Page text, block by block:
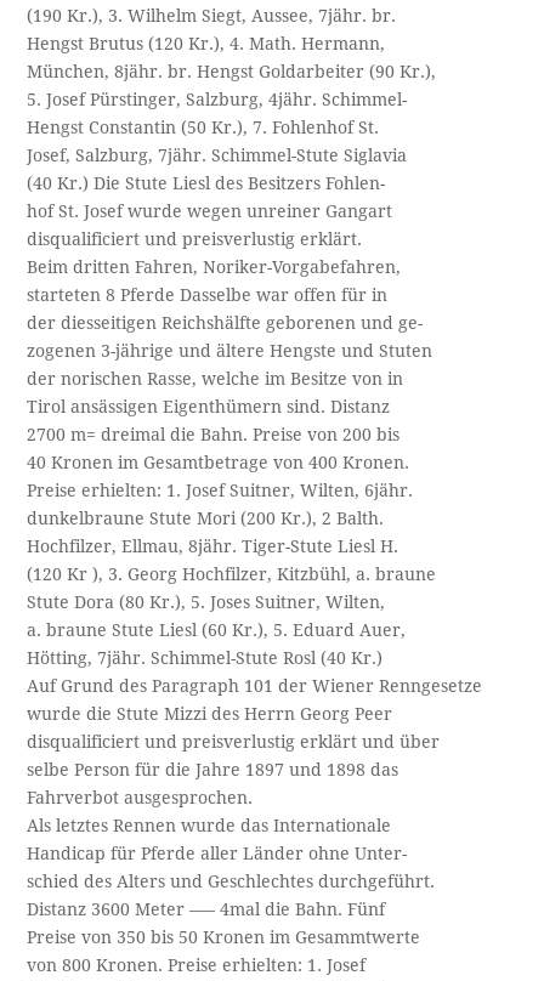
(190 Kr.), 3. Wilhelm Siegt, Aussee, 7jähr. br.
Hengst Brutus (120 Kr.), 4. Math. Hermann,
München, 8jähr. br. Hengst Goldarbeiter (90 Kr.),
5. Josef Pürstinger, Salzburg, 4jähr. Schimmel-
Hengst Constantin (50 Kr.), 7. Fohlenhof St.
Josef, Salzburg, 7jähr. Schimmel-Stute Siglavia
(40 Kr.) Die Stute Liesl des Besitzers Fohlen­-
hof St. Josef wurde wegen unreiner Gangart
disqualificiert und preisverlustig erklärt.
Beim dritten Fahren, Noriker-Vorgabefahren,
starteten 8 Pferde Dasselbe war offen für in
der diesseitigen Reichshälfte geborenen und ge­-
zogenen 3-jährige und ältere Hengste und Stuten
der norischen Rasse, welche im Besitze von in
Tirol ansässigen Eigenthümern sind. Distanz
2700 m= dreimal die Bahn. Preise von 200 bis
40 Kronen im Gesamtbetrage von 400 Kronen.
Preise erhielten: 1. Josef Suitner, Wilten, 6jähr.
dunkelbraune Stute Mori (200 Kr.), 2 Balth.
Hochfilzer, Ellmau, 8jähr. Tiger-Stute Liesl H.
(120 Kr ), 3. Georg Hochfilzer, Kitzbühl, a. braune
Stute Dora (80 Kr.), 5. Joses Suitner, Wilten,
a. braune Stute Liesl (60 Kr.), 5. Eduard Auer,
Hötting, 7jähr. Schimmel-Stute Rosl (40 Kr.)
Auf Grund des Paragraph 101 der Wiener Renngesetze
wurde die Stute Mizzi des Herrn Georg Peer
disqualificiert und preisverlustig erklärt und über
selbe Person für die Jahre 1897 und 1898 das
Fahrverbot ausgesprochen.
Als letztes Rennen wurde das Internationale
Handicap für Pferde aller Länder ohne Unter­-
schied des Alters und Geschlechtes durchgeführt.
Distanz 3600 Meter —– 4mal die Bahn. Fünf
Preise von 350 bis 50 Kronen im Gesammtwerte
von 800 Kronen. Preise erhielten: 1. Josef